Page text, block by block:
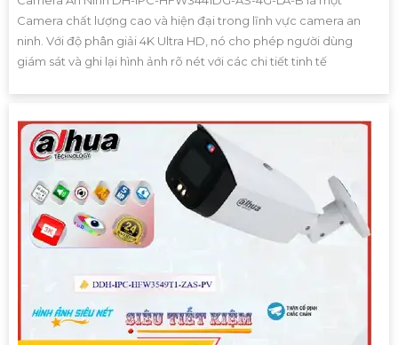
Camera chất lượng cao và hiện đại trong lĩnh vực camera an
ninh. Với độ phân giải 4K Ultra HD, nó cho phép người dùng
giám sát và ghi lại hình ảnh rõ nét với các chi tiết tinh tế